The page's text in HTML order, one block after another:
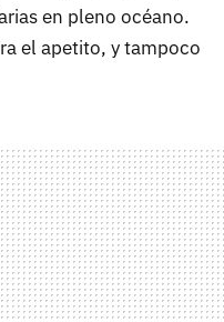
en pleno océano.
el apetito, y tampoco